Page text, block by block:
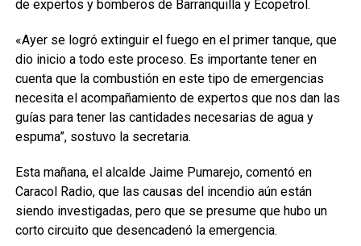
de expertos y bomberos de Barranquilla y Ecopetrol.
«Ayer se logró extinguir el fuego en el primer tanque, que
dio inicio a todo este proceso. Es importante tener en
cuenta que la combustión en este tipo de emergencias
necesita el acompañamiento de expertos que nos dan las
guías para tener las cantidades necesarias de agua y
espuma”, sostuvo la secretaria.
Esta mañana, el alcalde Jaime Pumarejo, comentó en
Caracol Radio, que las causas del incendio aún están
siendo investigadas, pero que se presume que hubo un
corto circuito que desencadenó la emergencia.